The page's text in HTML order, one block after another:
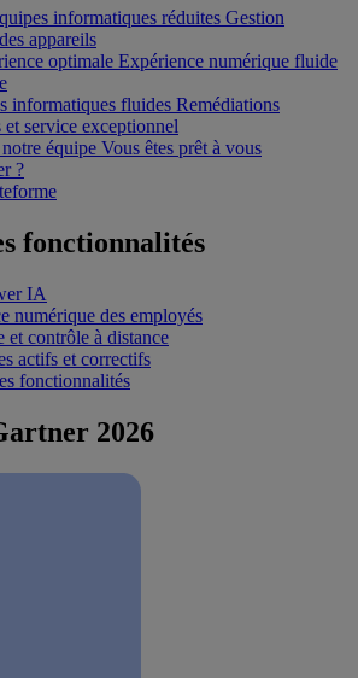
informatiques réduites Gestion
appareils
optimale Expérience numérique fluide
informatiques fluides Remédiations
et service exceptionnel
équipe Vous êtes prêt à vous
?
fonctionnalités
IA
numérique des employés
et contrôle à distance
actifs et correctifs
fonctionnalités
2026